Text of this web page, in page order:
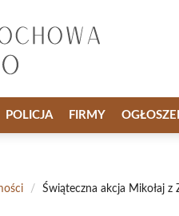
POLICJA FIRMY
/ Świąteczna akcja Mikołaj z